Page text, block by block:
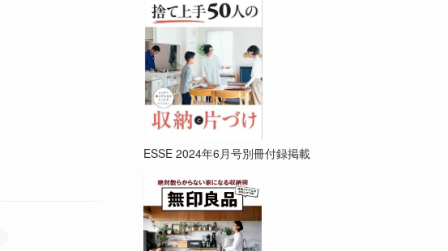
ESSE 2024年6月号別冊付録掲載